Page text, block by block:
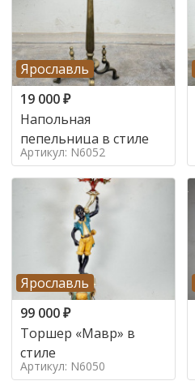
Ярославль
19 000₽
Напольная
пепельница в стиле
Артикул: N6052
Ярославль
99 000₽
Торшер «Мавр» в
стиле
Артикул: N6050